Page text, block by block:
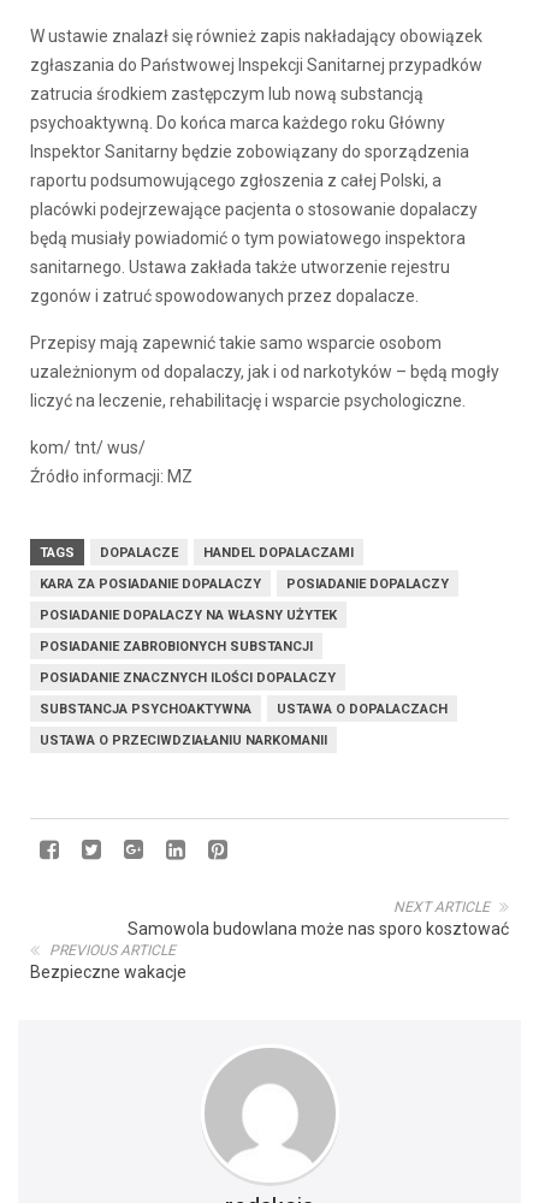
W ustawie znalazł się również zapis nakładający obowiązek
zgłaszania do Państwowej Inspekcji Sanitarnej przypadków
zatrucia środkiem zastępczym lub nową substancją
psychoaktywną. Do końca marca każdego roku Główny
Inspektor Sanitarny będzie zobowiązany do sporządzenia
raportu podsumowującego zgłoszenia z całej Polski, a
placówki podejrzewające pacjenta o stosowanie dopalaczy
będą musiały powiadomić o tym powiatowego inspektora
sanitarnego. Ustawa zakłada także utworzenie rejestru
zgonów i zatruć spowodowanych przez dopalacze.
Przepisy mają zapewnić takie samo wsparcie osobom
uzależnionym od dopalaczy, jak i od narkotyków – będą mogły
liczyć na leczenie, rehabilitację i wsparcie psychologiczne.
kom/ tnt/ wus/
Źródło informacji: MZ
TAGS DOPALACZE
HANDEL DOPALACZAMI
KARA ZA POSIADANIE DOPALACZY
POSIADANIE DOPALACZY
POSIADANIE DOPALACZY NA WŁASNY UŻYTEK
POSIADANIE ZABROBIONYCH SUBSTANCJI
POSIADANIE ZNACZNYCH ILOŚCI DOPALACZY
SUBSTANCJA PSYCHOAKTYWNA
USTAWA O DOPALACZACH
USTAWA O PRZECIWDZIAŁANIU NARKOMANII
NEXT ARTICLE
Samowola budowlana może nas sporo kosztować
PREVIOUS ARTICLE
Bezpieczne wakacje